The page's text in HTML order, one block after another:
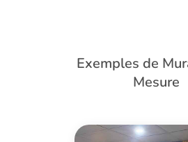
Exemples de
Mesure